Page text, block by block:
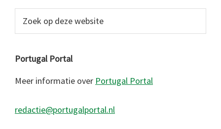
website
Portugal Portal
Meer informatie over Portugal Portal
redactie@portugalportal.nl